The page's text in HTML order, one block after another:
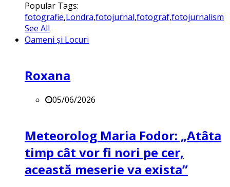
Popular Tags:
fotografie,Londra,fotojurnal,fotograf,fotojurnalism
See All
Oameni și Locuri
Roxana
05/06/2026
Meteorolog Maria Fodor: „Atâta
timp cât vor fi nori pe cer,
această meserie va exista”